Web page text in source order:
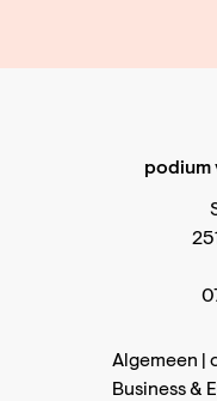
podium
Algemeen |
Business &